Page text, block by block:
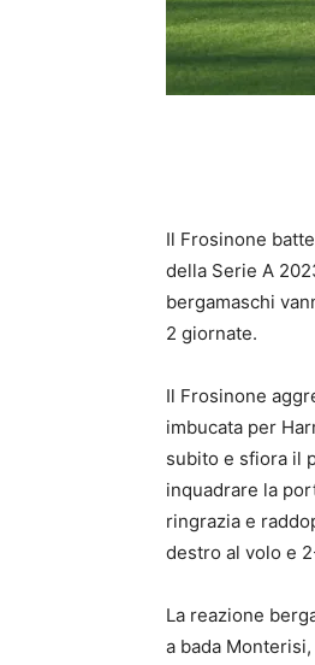
Il Frosinone batte
della Serie A
bergamaschi
2 giornate.
Il Frosinone
imbucata per
subito e sfiora il
inquadrare la
ringrazia e
destro al volo e
La reazione
a bada